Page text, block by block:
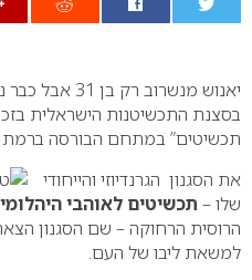
יאנוש
בסצנת התכשיטנות הישראלית
תכשיטים” במתחם הבורסה ברמת
את הסגנון הגרנדיוזי והייחודי
שלו – תכשיטים לאוהבי
הרוסית הרחוקה – שם הסגנון
למשאת ליבו של העם.